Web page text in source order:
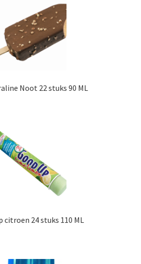
Noot 22 stuks 90 ML
citroen 24 stuks 110 ML